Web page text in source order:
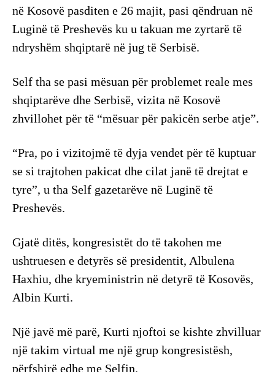
në Kosovë pasditen e 26 majit, pasi qëndruan në
Luginë të Preshevës ku u takuan me zyrtarë të
ndryshëm shqiptarë në jug të Serbisë.
Self tha se pasi mësuan për problemet reale mes
shqiptarëve dhe Serbisë, vizita në Kosovë
zhvillohet për të “mësuar për pakicën serbe atje”.
“Pra, po i vizitojmë të dyja vendet për të kuptuar
se si trajtohen pakicat dhe cilat janë të drejtat e
tyre”, u tha Self gazetarëve në Luginë të
Preshevës.
Gjatë ditës, kongresistët do të takohen me
ushtruesen e detyrës së presidentit, Albulena
Haxhiu, dhe kryeministrin në detyrë të Kosovës,
Albin Kurti.
Një javë më parë, Kurti njoftoi se kishte zhvilluar
një takim virtual me një grup kongresistësh,
përfshirë edhe me Selfin.